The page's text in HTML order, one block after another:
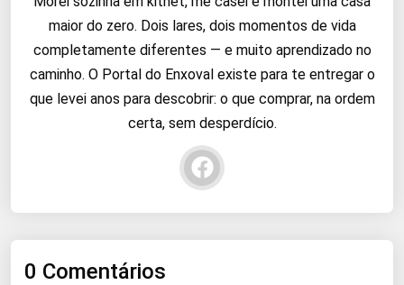
maior do zero. Dois lares, dois momentos de vida
completamente diferentes — e muito aprendizado no
caminho. O Portal do Enxoval existe para te entregar o
que levei anos para descobrir: o que comprar, na ordem
certa, sem desperdício.
0 Comentários